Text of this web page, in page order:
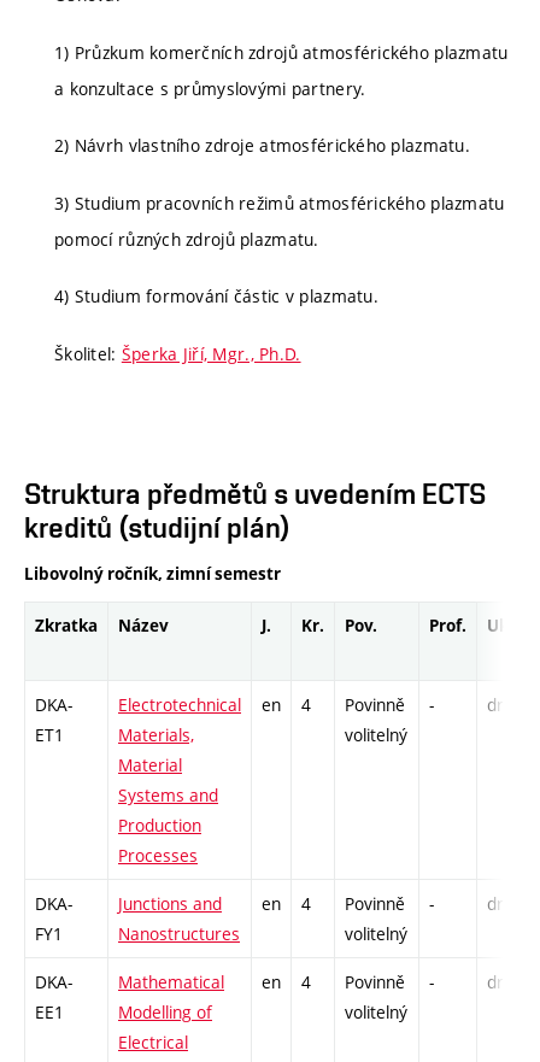
1) Průzkum komerčních zdrojů atmosférického plazmatu
a konzultace s průmyslovými partnery.
2) Návrh vlastního zdroje atmosférického plazmatu.
3) Studium pracovních režimů atmosférického plazmatu
pomocí různých zdrojů plazmatu.
4) Studium formování částic v plazmatu.
Školitel: Šperka Jiří, Mgr., Ph.D.
Struktura předmětů s uvedením ECTS
kreditů (studijní plán)
Libovolný ročník, zimní semestr
Zkratka Název J. Kr. Pov. Prof. Uk.
DKA-
ET1
Electrotechnical
Materials,
Material
Systems and
Production
Processes
en 4
Povinně
volitelný
- drzk
DKA-
FY1
Junctions and
Nanostructures
en 4
Povinně
volitelný
- drzk
DKA-
EE1
Mathematical
Modelling of
Electrical
en 4
Povinně
volitelný
- drzk